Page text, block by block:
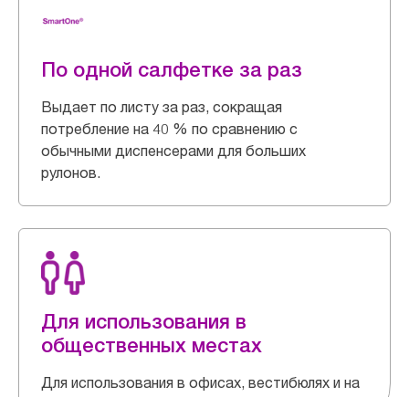
По одной салфетке за раз
Выдает по листу за раз, сокращая
потребление на 40 % по сравнению с
обычными диспенсерами для больших
рулонов.
Для использования в
общественных местах
Для использования в офисах, вестибюлях и на